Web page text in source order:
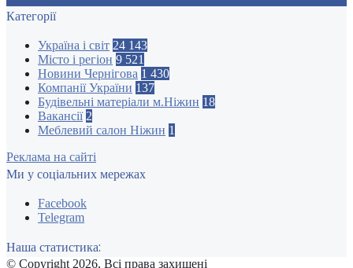
Категорії
Україна і світ 24 143
Місто і регіон 9 521
Новини Чернігова 1 430
Компанії України 137
Будівельні матеріали м.Ніжин 18
Вакансії 2
Меблевий салон Ніжин 1
Реклама на сайті
Ми у соціальних мережах
Facebook
Telegram
Наша статистика:
© Copyright 2026, Всі права захищені